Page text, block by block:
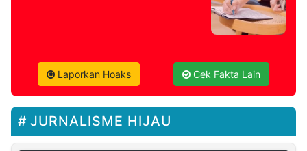
Laporkan Hoaks Cek Fakta Lain
JURNALISME HIJAU